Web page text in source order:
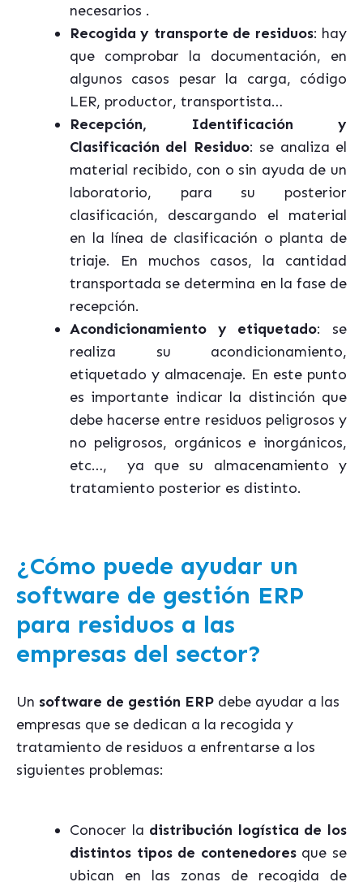
necesarios .
Recogida y transporte de residuos: hay
que comprobar la documentación, en
algunos casos pesar la carga, código
LER, productor, transportista…
Recepción, Identificación y
Clasificación del Residuo: se analiza el
material recibido, con o sin ayuda de un
laboratorio, para su posterior
clasificación, descargando el material
en la línea de clasificación o planta de
triaje. En muchos casos, la cantidad
transportada se determina en la fase de
recepción.
Acondicionamiento y etiquetado: se
realiza su acondicionamiento,
etiquetado y almacenaje. En este punto
es importante indicar la distinción que
debe hacerse entre residuos peligrosos y
no peligrosos, orgánicos e inorgánicos,
etc…, ya que su almacenamiento y
tratamiento posterior es distinto.
¿Cómo puede ayudar un
software de gestión ERP
para residuos a las
empresas del sector?
Un software de gestión ERP debe ayudar a las
empresas que se dedican a la recogida y
tratamiento de residuos a enfrentarse a los
siguientes problemas:
Conocer la distribución logística de los
distintos tipos de contenedoresque se
ubican en las zonas de recogida de